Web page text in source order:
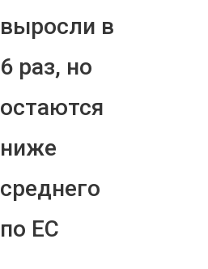
выросли в
6 раз, но
остаются
ниже
среднего
по ЕС